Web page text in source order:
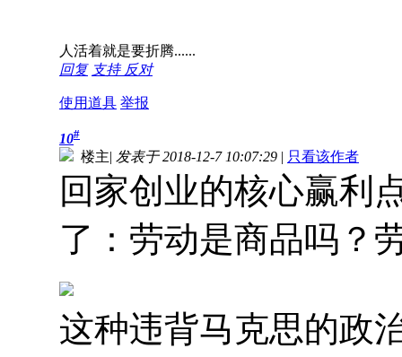
人活着就是要折腾......
回复 支持 反对
使用道具 举报
10#
楼主| 发表于 2018-12-7 10:07:29 | 只看该作者
回家创业的核心赢利
了：劳动是商品吗？
这种违背马克思的政